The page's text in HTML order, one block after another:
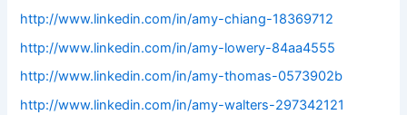
http://www.linkedin.com/in/amy-chiang-18369712
http://www.linkedin.com/in/amy-lowery-84aa4555
http://www.linkedin.com/in/amy-thomas-0573902b
http://www.linkedin.com/in/amy-walters-297342121